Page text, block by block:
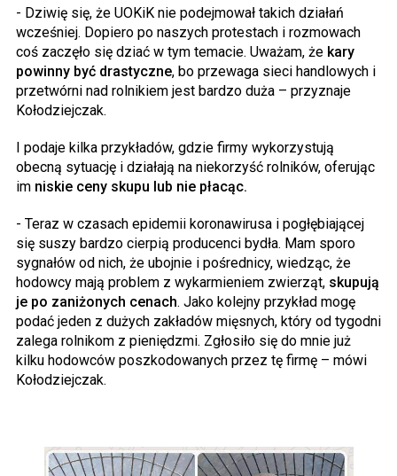
- Dziwię się, że UOKiK nie podejmował takich działań
wcześniej. Dopiero po naszych protestach i rozmowach
coś zaczęło się dziać w tym temacie. Uważam, że kary
powinny być drastyczne, bo przewaga sieci handlowych i
przetwórni nad rolnikiem jest bardzo duża – przyznaje
Kołodziejczak.
I podaje kilka przykładów, gdzie firmy wykorzystują
obecną sytuację i działają na niekorzyść rolników, oferując
im niskie ceny skupu lub nie płacąc.
- Teraz w czasach epidemii koronawirusa i pogłębiającej
się suszy bardzo cierpią producenci bydła. Mam sporo
sygnałów od nich, że ubojnie i pośrednicy, wiedząc, że
hodowcy mają problem z wykarmieniem zwierząt, skupują
je po zaniżonych cenach. Jako kolejny przykład mogę
podać jeden z dużych zakładów mięsnych, który od tygodni
zalega rolnikom z pieniędzmi. Zgłosiło się do mnie już
kilku hodowców poszkodowanych przez tę firmę – mówi
Kołodziejczak.